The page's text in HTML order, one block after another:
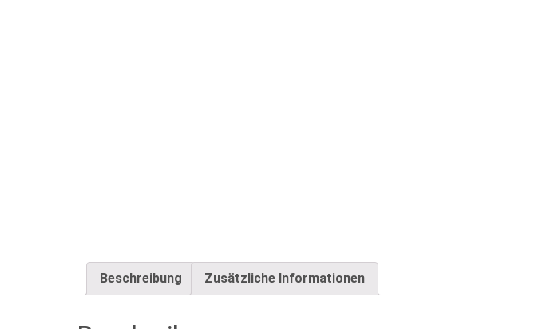
Beschreibung Zusätzliche Informationen